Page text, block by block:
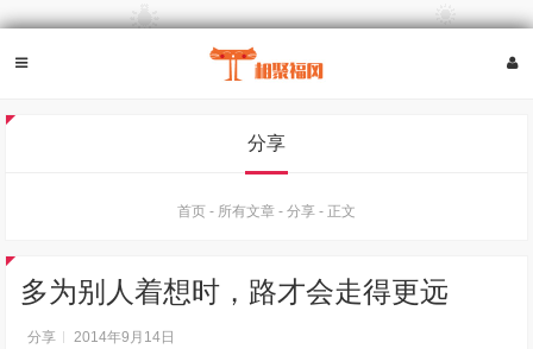
分享
首页 - 所有文章 - 分享 - 正文
多为别人着想时，路才会走得更远
分享
2014年9月14日